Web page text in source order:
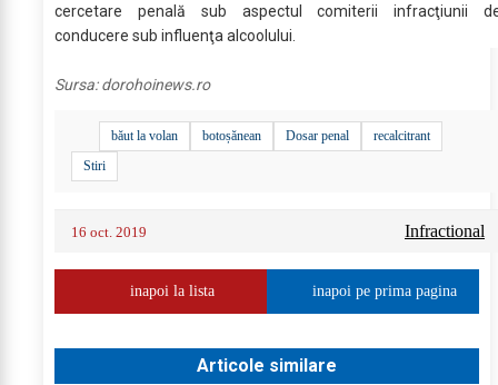
cercetare penală sub aspectul comiterii infracţiunii
conducere sub influenţa alcoolului.
Sursa:dorohoinews.ro
băut la volan botoșănean Dosar penal
recalcitrant
Stiri
16 oct. 2019 Infractional
inapoi la lista inapoi pe prima pagina
Articole similare